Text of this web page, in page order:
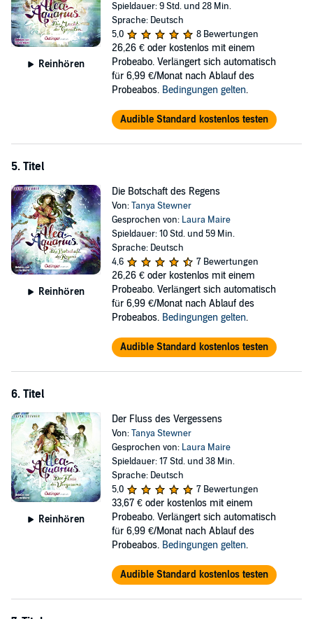
Reinhören
Spieldauer: 9 Std. und 28 Min.
Sprache: Deutsch
5,0
8 Bewertungen
26,26 € oder kostenlos mit einem
Probeabo. Verlängert sich automatisch
für 6,99 €/Monat nach Ablauf des
Probeabos. Bedingungen gelten.
Audible Standard kostenlos testen
5. Titel
Reinhören
Die Botschaft des Regens
Von:Tanya Stewner
Gesprochen von: Laura Maire
Spieldauer: 10 Std. und 59 Min.
Sprache: Deutsch
4,6
7 Bewertungen
26,26 € oder kostenlos mit einem
Probeabo. Verlängert sich automatisch
für 6,99 €/Monat nach Ablauf des
Probeabos. Bedingungen gelten.
Audible Standard kostenlos testen
6. Titel
Reinhören
Der Fluss des Vergessens
Von:Tanya Stewner
Gesprochen von: Laura Maire
Spieldauer: 17 Std. und 38 Min.
Sprache: Deutsch
5,0
7 Bewertungen
33,67 € oder kostenlos mit einem
Probeabo. Verlängert sich automatisch
für 6,99 €/Monat nach Ablauf des
Probeabos. Bedingungen gelten.
Audible Standard kostenlos testen